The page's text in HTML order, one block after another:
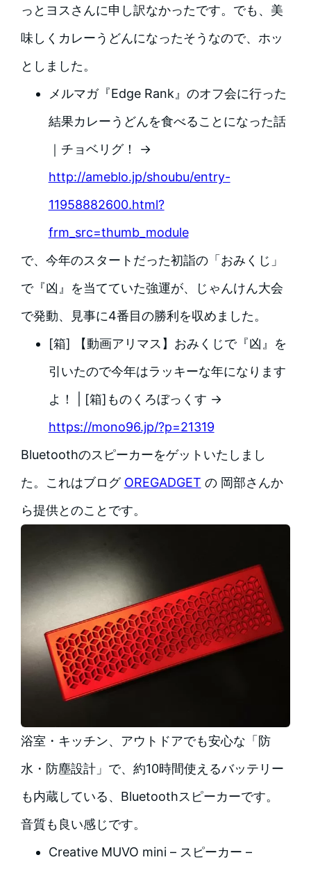
っとヨスさんに申し訳なかったです。でも、美
味しくカレーうどんになったそうなので、ホッ
としました。
メルマガ『Edge Rank』のオフ会に行った
結果カレーうどんを食べることになった話
｜チョベリグ！ →
http://ameblo.jp/shoubu/entry-
11958882600.html?
frm_src=thumb_module
で、今年のスタートだった初詣の「おみくじ」
で『凶』を当てていた強運が、じゃんけん大会
で発動、見事に4番目の勝利を収めました。
[箱] 【動画アリマス】おみくじで『凶』を
引いたので今年はラッキーな年になります
よ！ | [箱]ものくろぼっくす →
https://mono96.jp/?p=21319
Bluetoothのスピーカーをゲットいたしまし
た。これはブログ OREGADGET の 岡部さんか
ら提供とのことです。
浴室・キッチン、アウトドアでも安心な「防
水・防塵設計」で、約10時間使えるバッテリー
も内蔵している、Bluetoothスピーカーです。
音質も良い感じです。
Creative MUVO mini – スピーカー –